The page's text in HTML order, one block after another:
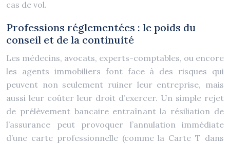
cas de vol.
Professions réglementées : le poids du
conseil et de la continuité
Les médecins, avocats, experts-comptables, ou encore
les agents immobiliers font face à des risques qui
peuvent non seulement ruiner leur entreprise, mais
aussi leur coûter leur droit d’exercer. Un simple rejet
de prélèvement bancaire entraînant la résiliation de
l’assurance peut provoquer l’annulation immédiate
d’une carte professionnelle (comme la Carte T dans